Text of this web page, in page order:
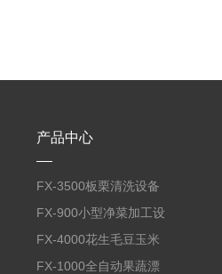
产品中心
FX-3500板栗清洗设备
全自动气泡清洗机
FX-900小型净菜加工设
备野菜清洗机
FX-4000花生毛豆玉米
蒸煮漂烫机
FX-1000全自动果蔬漂